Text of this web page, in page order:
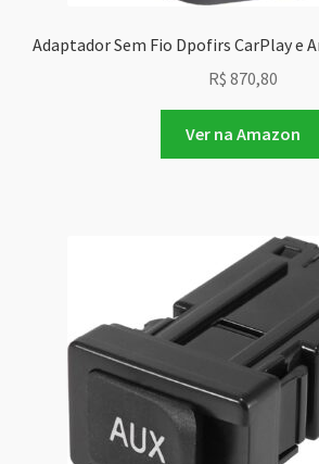
Adaptador Sem Fio Dpofirs CarPlay e
R$ 870,80
Ver na Amazon